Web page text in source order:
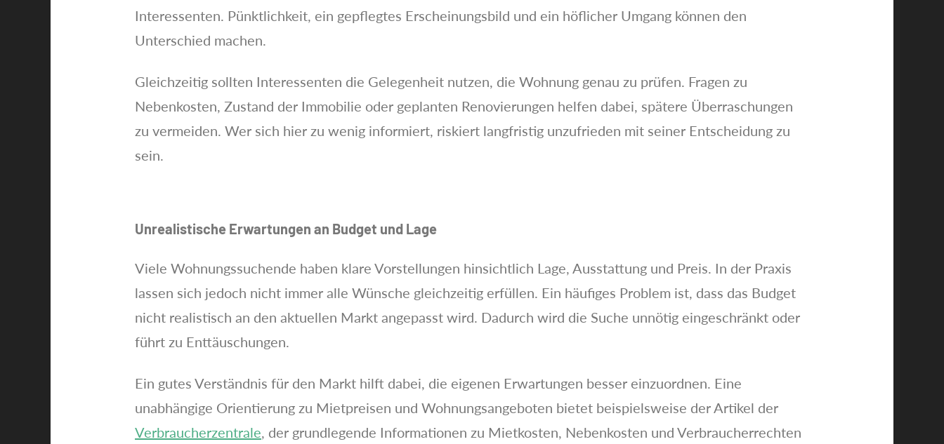
Interessenten. Pünktlichkeit, ein gepflegtes Erscheinungsbild und ein höflicher Umgang können den
Unterschied machen.
Gleichzeitig sollten Interessenten die Gelegenheit nutzen, die Wohnung genau zu prüfen. Fragen zu
Nebenkosten, Zustand der Immobilie oder geplanten Renovierungen helfen dabei, spätere Überraschungen
zu vermeiden. Wer sich hier zu wenig informiert, riskiert langfristig unzufrieden mit seiner Entscheidung zu
sein.
Unrealistische Erwartungen an Budget und Lage
Viele Wohnungssuchende haben klare Vorstellungen hinsichtlich Lage, Ausstattung und Preis. In der Praxis
lassen sich jedoch nicht immer alle Wünsche gleichzeitig erfüllen. Ein häufiges Problem ist, dass das Budget
nicht realistisch an den aktuellen Markt angepasst wird. Dadurch wird die Suche unnötig eingeschränkt oder
führt zu Enttäuschungen.
Ein gutes Verständnis für den Markt hilft dabei, die eigenen Erwartungen besser einzuordnen. Eine
unabhängige Orientierung zu Mietpreisen und Wohnungsangeboten bietet beispielsweise der Artikel der
Verbraucherzentrale, der grundlegende Informationen zu Mietkosten, Nebenkosten und Verbraucherrechten